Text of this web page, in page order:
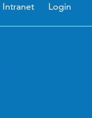
Intranet Login